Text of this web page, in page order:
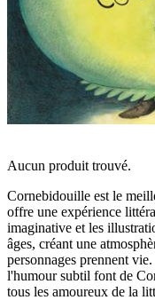
Aucun produit trouvé.
Cornebidouille est le
offre une expérience
imaginative et les
âges, créant une
personnages prennent
l'humour subtil font de
tous les amoureux de la